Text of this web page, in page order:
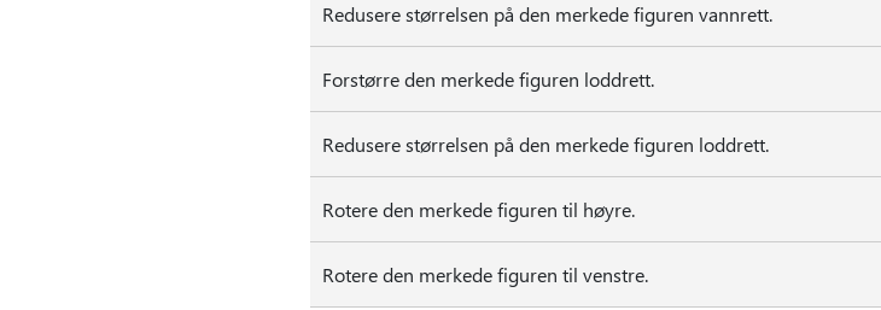
Redusere størrelsen på den merkede figuren vannrett.
Forstørre den merkede figuren loddrett.
Redusere størrelsen på den merkede figuren loddrett.
Rotere den merkede figuren til høyre.
Rotere den merkede figuren til venstre.